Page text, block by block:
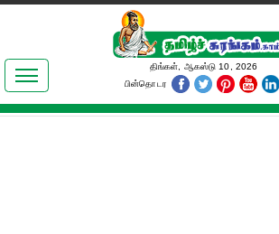
இலக்கியங்கள்
தமிழ் உலகம்
திங்கள், ஆகஸ்டு 10, 2026
பின்தொடர